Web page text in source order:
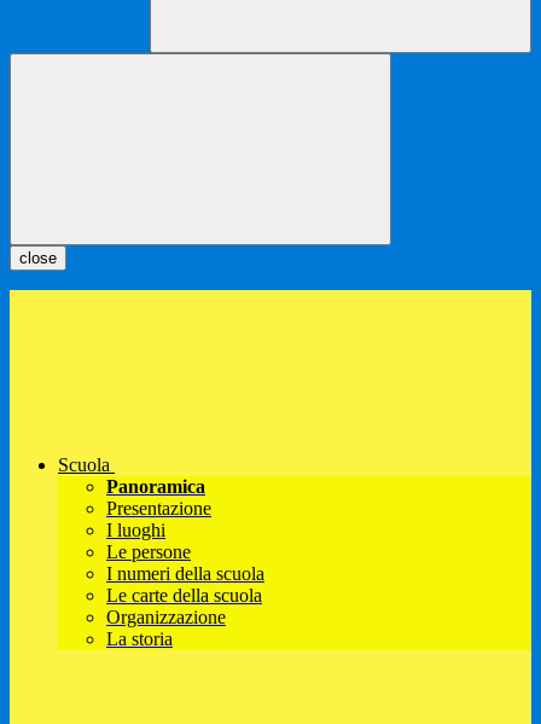
close
Scuola
Panoramica
Presentazione
I luoghi
Le persone
I numeri della scuola
Le carte della scuola
Organizzazione
La storia